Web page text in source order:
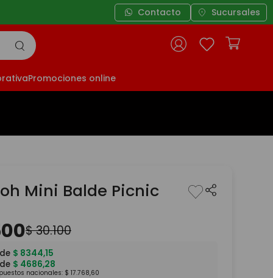
Contacto Sucursales
Promociones online
Mini Balde Picnic
$30.100
$ 8344,15
$ 4686,28
nacionales: $ 17.768,60